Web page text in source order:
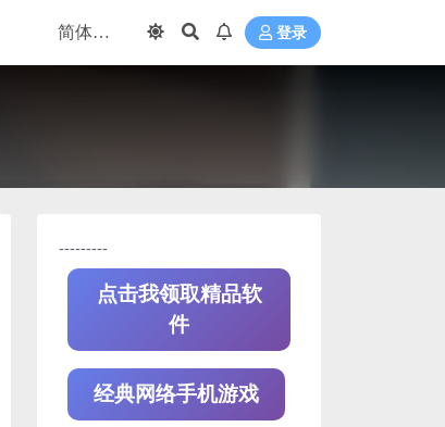
登录
---------
点击我领取精品软
件
经典网络手机游戏